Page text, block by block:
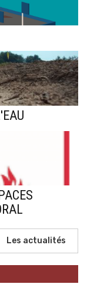
Les actualités